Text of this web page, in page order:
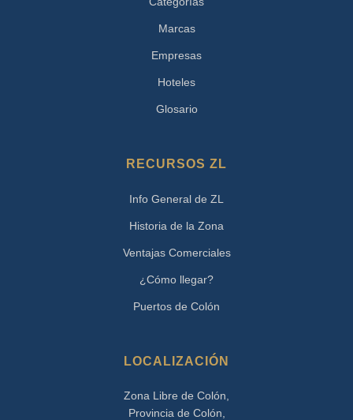
Marcas
Empresas
Hoteles
Glosario
RECURSOS ZL
Info General de ZL
Historia de la Zona
Ventajas Comerciales
¿Cómo llegar?
Puertos de Colón
LOCALIZACIÓN
Zona Libre de Colón,
Provincia de Colón,